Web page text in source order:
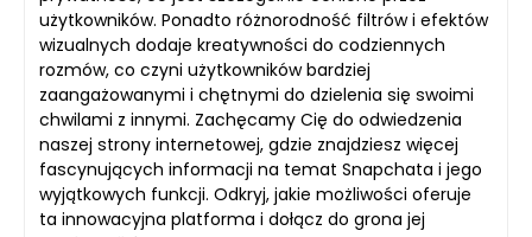
użytkowników. Ponadto różnorodność filtrów i efektów
wizualnych dodaje kreatywności do codziennych
rozmów, co czyni użytkowników bardziej
zaangażowanymi i chętnymi do dzielenia się swoimi
chwilami z innymi. Zachęcamy Cię do odwiedzenia
naszej strony internetowej, gdzie znajdziesz więcej
fascynujących informacji na temat Snapchata i jego
wyjątkowych funkcji. Odkryj, jakie możliwości oferuje
ta innowacyjna platforma i dołącz do grona jej